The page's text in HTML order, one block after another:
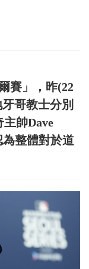
賽」，昨(22
哥教士分別
帥Dave
整體對於道